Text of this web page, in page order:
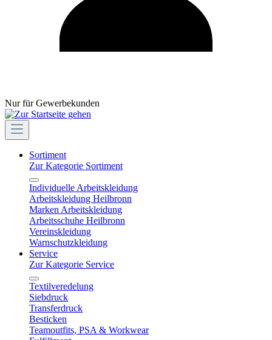
Nur für Gewerbekunden
Sortiment
Zur Kategorie Sortiment
Individuelle Arbeitskleidung
Arbeitskleidung Heilbronn
Marken Arbeitskleidung
Arbeitsschuhe Heilbronn
Vereinskleidung
Warnschutzkleidung
Service
Zur Kategorie Service
Textilveredelung
Siebdruck
Transferdruck
Besticken
Teamoutfits, PSA & Workwear